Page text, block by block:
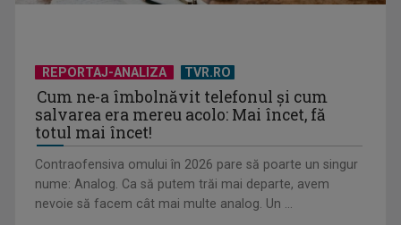
REPORTAJ-ANALIZA TVR.RO
Cum ne-a îmbolnăvit telefonul și cum
salvarea era mereu acolo: Mai încet, fă
totul mai încet!
Contraofensiva omului în 2026 pare să poarte un singur
nume: Analog. Ca să putem trăi mai departe, avem
nevoie să facem cât mai multe analog. Un ...